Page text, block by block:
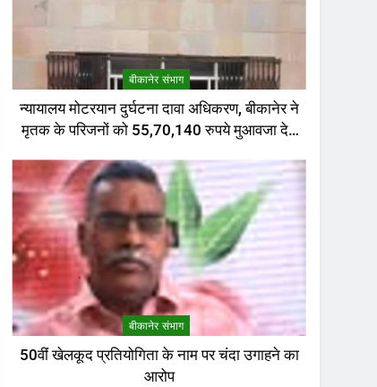
बीकानेर संभाग
न्यायालय मोटरयान दुर्घटना दावा अधिकरण, बीकानेर ने
मृतक के परिजनों को 55,70,140 रुपये मुआवजा देने
बीकानेर संभाग
50वीं खेलकूद प्रतियोगिता के नाम पर चंदा उगाहने का
आरोप